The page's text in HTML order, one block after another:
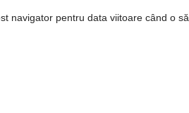
navigator pentru data viitoare când o să